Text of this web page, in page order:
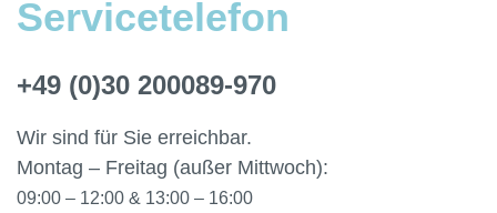
Servicetelefon
+49 (0)30 200089-970
Wir sind für Sie erreichbar.
Montag – Freitag (außer Mittwoch):
09:00 – 12:00 & 13:00 – 16:00